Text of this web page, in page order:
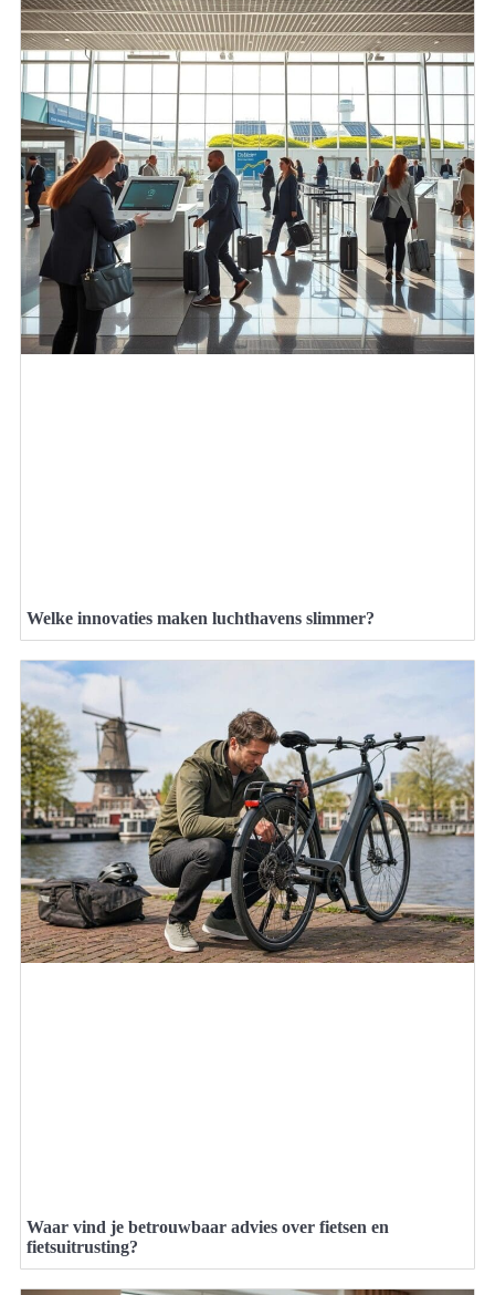
Welke innovaties maken luchthavens slimmer?
Waar vind je betrouwbaar advies over fietsen en
fietsuitrusting?